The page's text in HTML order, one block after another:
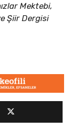
Mektebi,
Şiir Dergisi